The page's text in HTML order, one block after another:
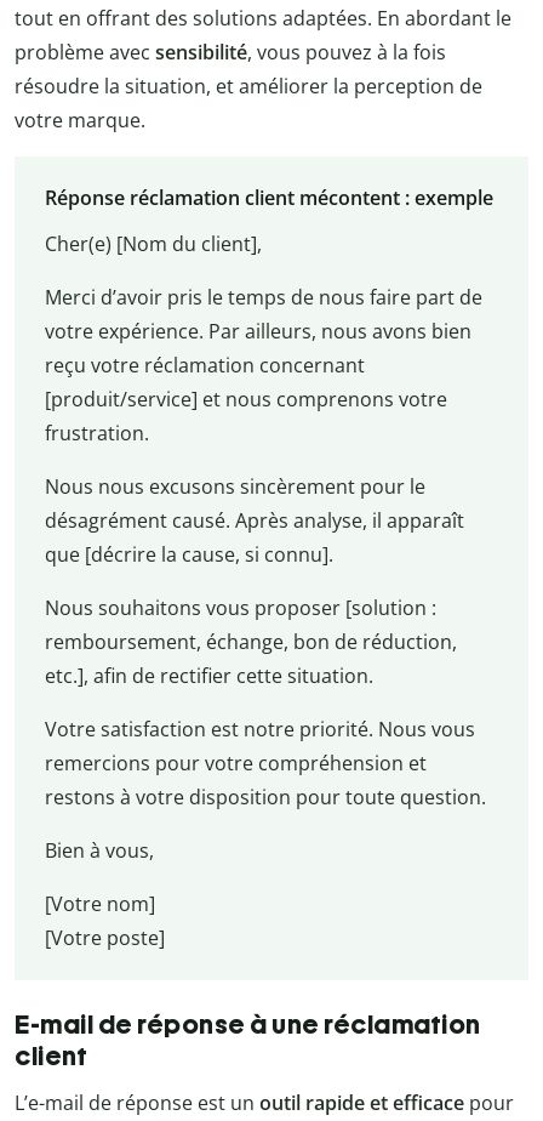
tout en offrant des solutions adaptées. En abordant le
problème avec sensibilité, vous pouvez à la fois
résoudre la situation, et améliorer la perception de
votre marque.
Réponse réclamation client mécontent : exemple
Cher(e) [Nom du client],
Merci d’avoir pris le temps de nous faire part de
votre expérience. Par ailleurs, nous avons bien
reçu votre réclamation concernant
[produit/service] et nous comprenons votre
frustration.
Nous nous excusons sincèrement pour le
désagrément causé. Après analyse, il apparaît
que [décrire la cause, si connu].
Nous souhaitons vous proposer [solution :
remboursement, échange, bon de réduction,
etc.], afin de rectifier cette situation.
Votre satisfaction est notre priorité. Nous vous
remercions pour votre compréhension et
restons à votre disposition pour toute question.
Bien à vous,
[Votre nom]
[Votre poste]
E-mail de réponse à une réclamation
client
L’e-mail de réponse est un outil rapide et efficace pour